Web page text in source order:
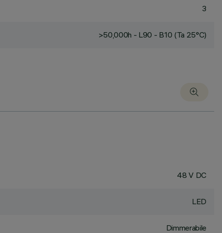
3
>50,000h - L90 - B10 (Ta 25°C)
48 V DC
LED
Dimmerabile